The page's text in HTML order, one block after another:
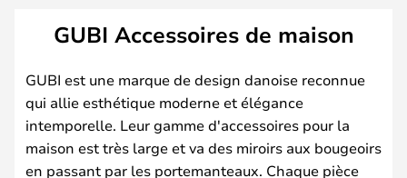
GUBI Accessoires de maison
GUBI est une marque de design danoise reconnue
qui allie esthétique moderne et élégance
intemporelle. Leur gamme d'accessoires pour la
maison est très large et va des miroirs aux bougeoirs
en passant par les portemanteaux. Chaque pièce